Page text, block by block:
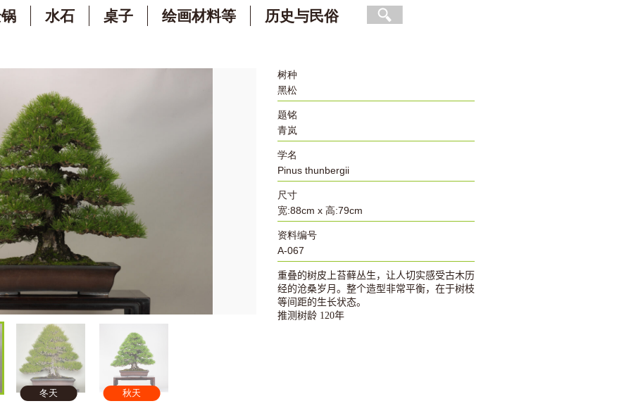
水石 桌子 绘画材料等 历史与民俗
冬天 秋天
树种
黑松
题铭
青岚
学名
Pinus thunbergii
尺寸
宽:88cm x 高:79cm
资料编号
A-067
重叠的树皮上苔藓丛生，让人切实感受古木历
经的沧桑岁月。整个造型非常平衡，在于树枝
等间距的生长状态。
推测树龄 120年